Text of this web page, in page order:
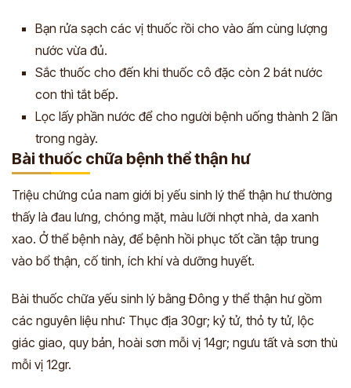
Bạn rửa sạch các vị thuốc rồi cho vào ấm cùng lượng
nước vừa đủ.
Sắc thuốc cho đến khi thuốc cô đặc còn 2 bát nước
con thì tắt bếp.
Lọc lấy phần nước để cho người bệnh uống thành 2 lần
trong ngày.
Bài thuốc chữa bệnh thể thận hư
Triệu chứng của nam giới bị yếu sinh lý thể thận hư thường
thấy là đau lưng, chóng mặt, màu lưỡi nhợt nhà, da xanh
xao. Ở thể bệnh này, để bệnh hồi phục tốt cần tập trung
vào bổ thận, cố tinh, ích khí và dưỡng huyết.
Bài thuốc chữa yếu sinh lý bằng Đông y thể thận hư gồm
các nguyên liệu như: Thục địa 30gr; kỷ tử, thỏ ty tử, lộc
giác giao, quy bản, hoài sơn mỗi vị 14gr; ngưu tất và sơn thù
mỗi vị 12gr.